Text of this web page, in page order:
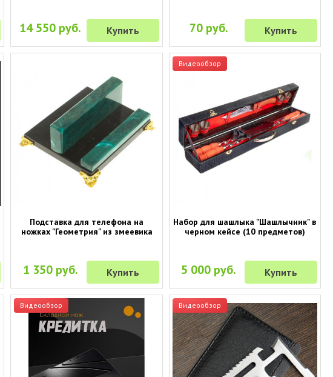
14 550 руб. Купить 70 руб. Купить
Подставка для телефона на
ножках "Геометрия" из змеевика
1 350 руб. Купить
Видеообзор
Набор для шашлыка "Шашлычник" в
черном кейсе (10 предметов)
5 000 руб. Купить
Видеообзор Видеообзор